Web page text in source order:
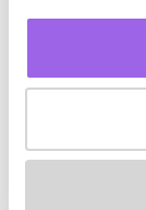
(158)
4.8 av
Sans Soucis